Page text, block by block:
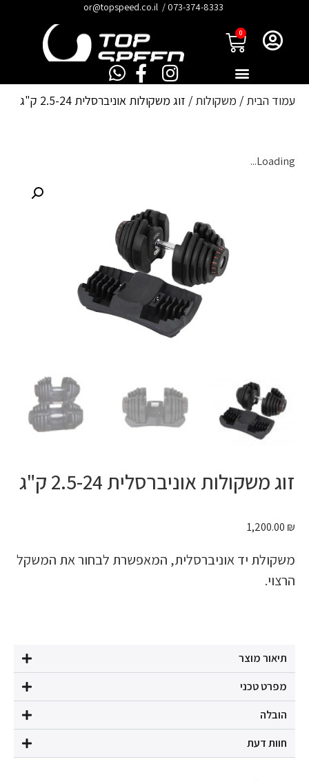
073-374-8333
/
or@topspeed.co.il
0
עמוד הבית / משקולות / זוג משקולות אוניברסלית 2.5-24 ק"ג
זוג משקולות אוניברסלית 2.5-24 ק"ג
1,200.00 ₪
משקולת יד אוניברסלית, המאפשרת לבחור את המשקל
הרצוי.
תיאור מוצר
מפרט טכני
הובלה
חוות דעת
Loading...